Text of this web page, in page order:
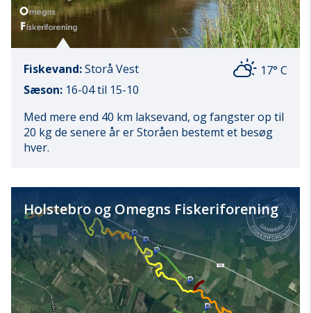
Fiskevand:Storå Vest
17° C
Sæson: 16-04 til 15-10
Med mere end 40 km laksevand, og fangster op til
20 kg de senere år er Storåen bestemt et besøg
hver.
Holstebro og Omegns Fiskeriforening